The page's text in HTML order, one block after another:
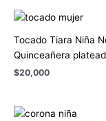
Tocado Tiara Niña
Quinceañera
$20,000